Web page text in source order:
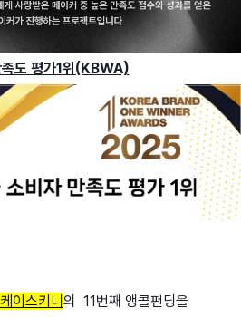
도 평가1위(KBWA)
이스키니의 11번째 앵콜펀딩을